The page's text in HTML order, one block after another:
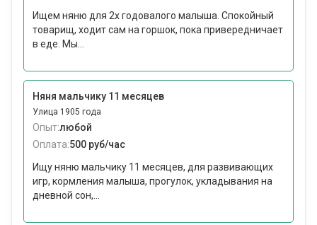
Ищем няню для 2х годовалого малыша. Спокойный
товарищ, ходит сам на горшок, пока привередничает
в еде. Мы...
Няня мальчику 11 месяцев
Улица 1905 года
Опыт:любой
Оплата:500 руб/час
Ищу няню мальчику 11 месяцев, для развивающих
игр, кормления малыша, прогулок, укладывания на
дневной сон,...